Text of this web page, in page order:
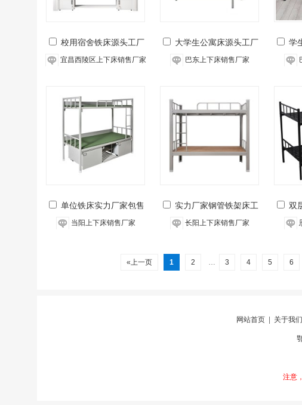
校用宿舍铁床源头工厂
包售后
宜昌西陵区上下床销售厂家
大学生公寓床源头工厂
包品质
巴东上下床销售厂家
学
单位铁床实力厂家包售
后
当阳上下床销售厂家
实力厂家钢管铁架床工
程价
长阳上下床销售厂家
双
«上一页 1 2 … 3 4 5 6
网站首页 关于我们
注意